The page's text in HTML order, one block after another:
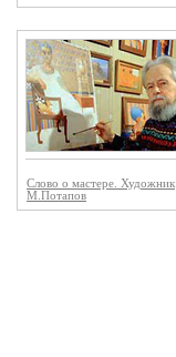
Слово о мастере. Художник
М.Потапов